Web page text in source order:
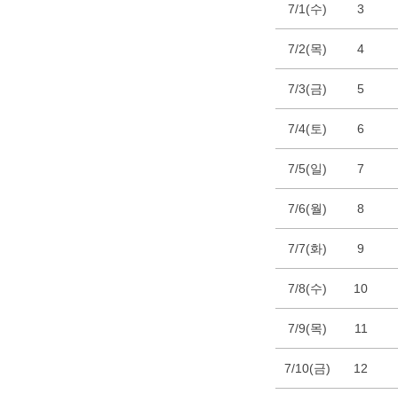
7/1(수) 3
7/2(목) 4
7/3(금) 5
7/4(토) 6
7/5(일) 7
7/6(월) 8
7/7(화) 9
7/8(수) 10
7/9(목) 11
7/10(금) 12